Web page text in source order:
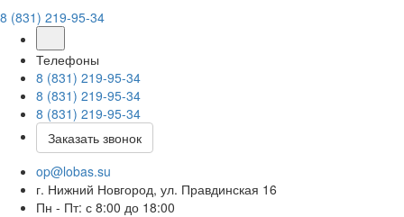
8 (831) 219-95-34
Телефоны
8 (831) 219-95-34
8 (831) 219-95-34
8 (831) 219-95-34
Заказать звонок
op@lobas.su
г. Нижний Новгород, ул. Правдинская 16
Пн - Пт: с 8:00 до 18:00